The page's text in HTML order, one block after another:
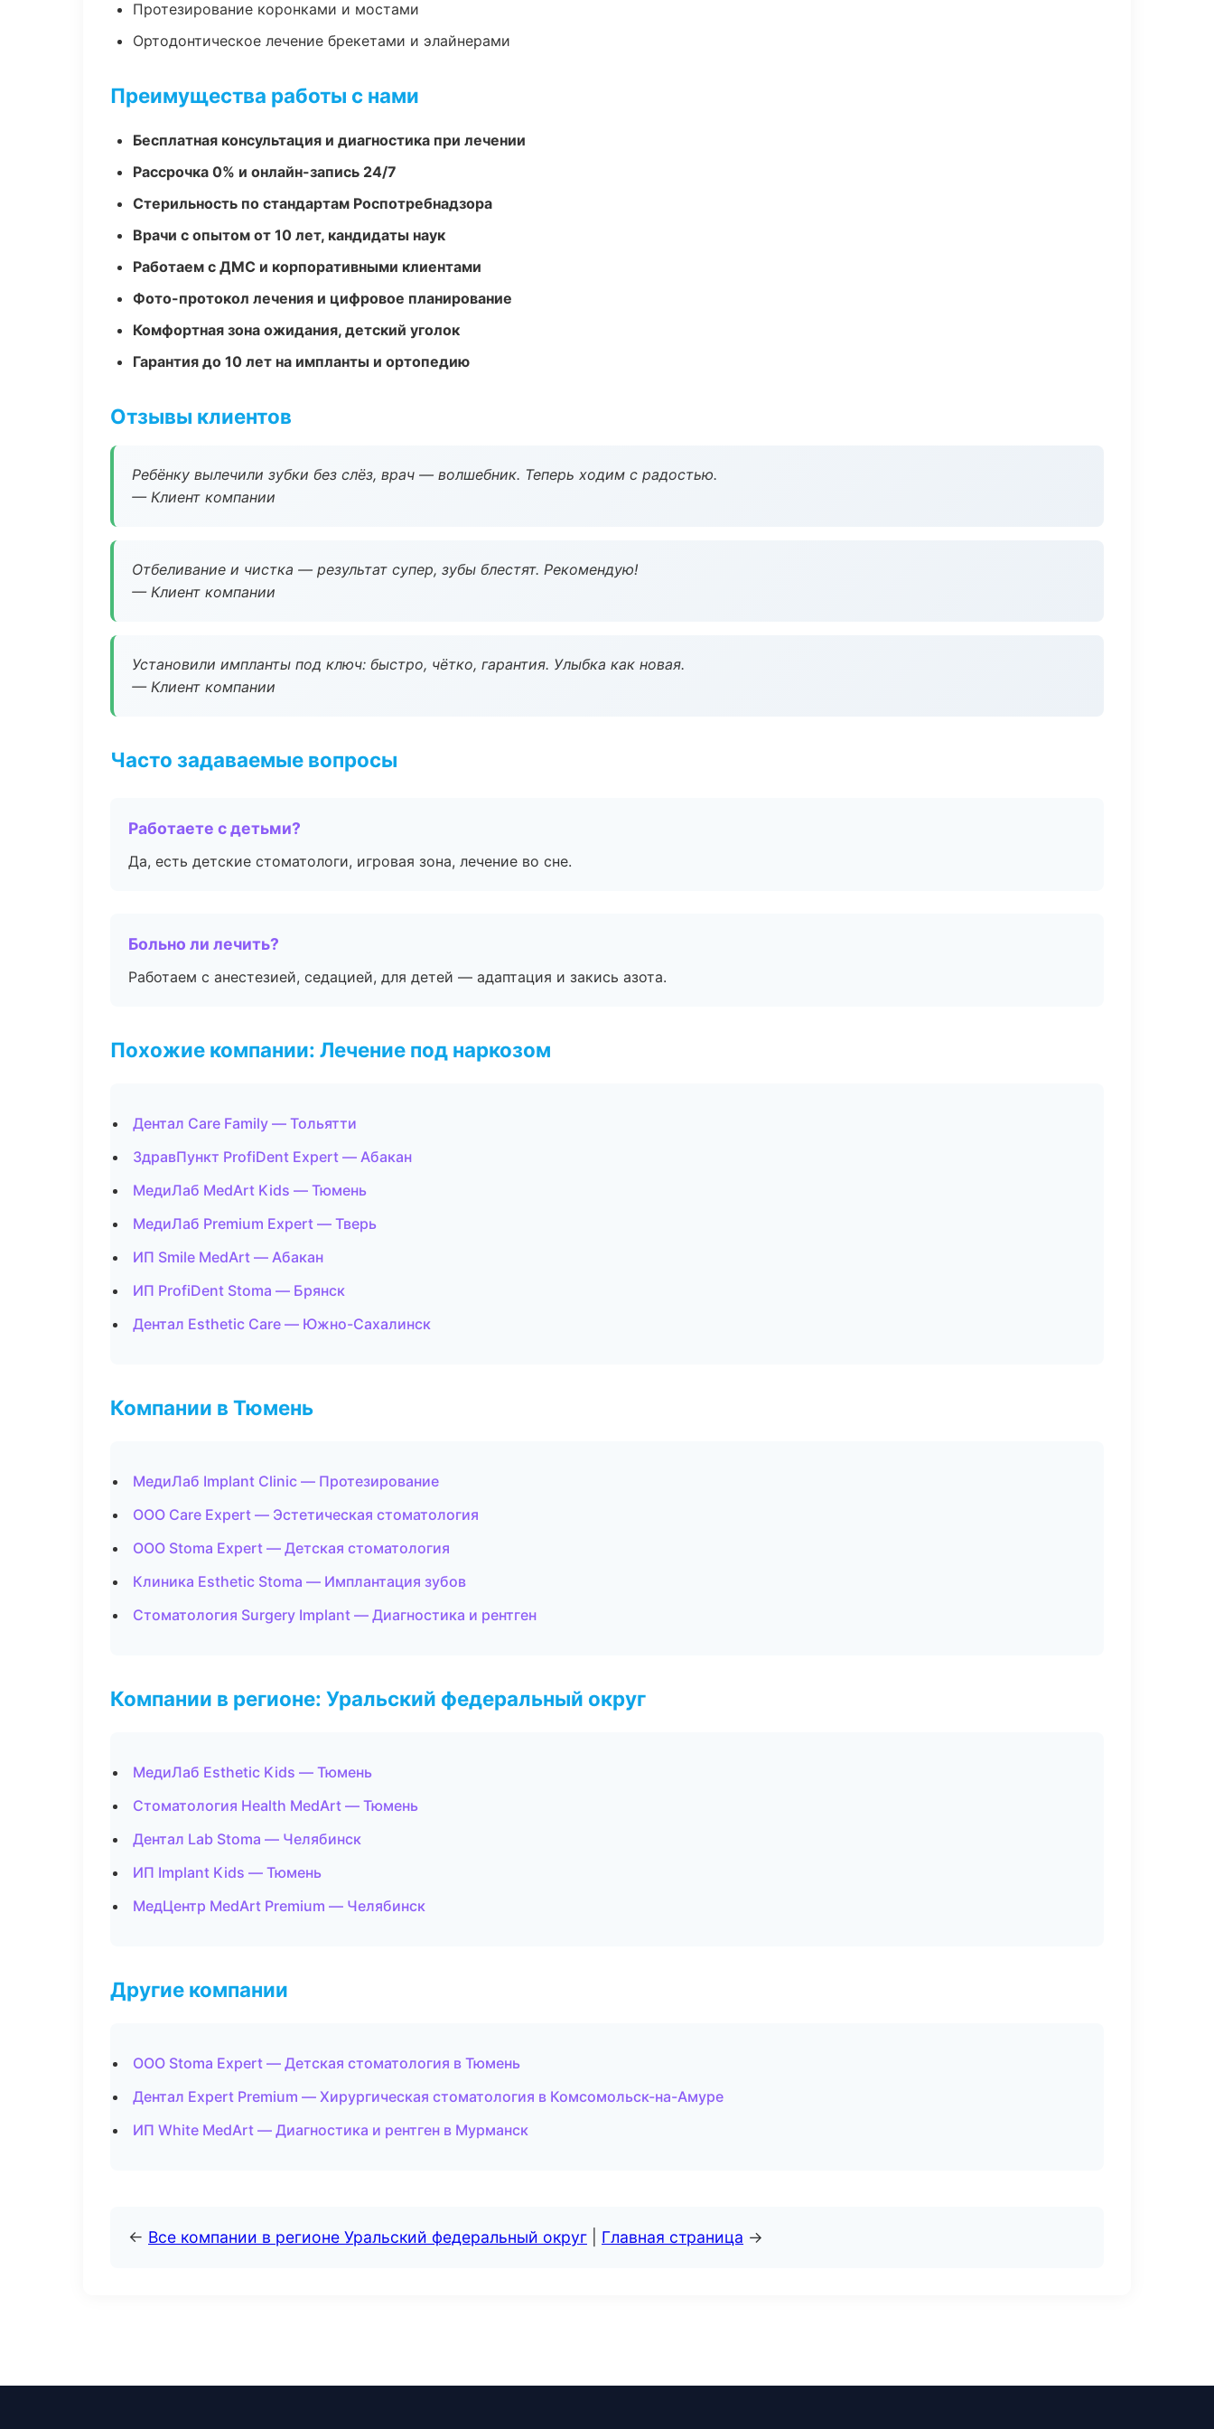
Протезирование коронками и мостами
Ортодонтическое лечение брекетами и элайнерами
Преимущества работы с нами
Бесплатная консультация и диагностика при лечении
Рассрочка 0% и онлайн-запись 24/7
Стерильность по стандартам Роспотребнадзора
Врачи с опытом от 10 лет, кандидаты наук
Работаем с ДМС и корпоративными клиентами
Фото-протокол лечения и цифровое планирование
Комфортная зона ожидания, детский уголок
Гарантия до 10 лет на импланты и ортопедию
Отзывы клиентов
Ребёнку вылечили зубки без слёз, врач — волшебник. Теперь ходим с радостью.
— Клиент компании
Отбеливание и чистка — результат супер, зубы блестят. Рекомендую!
— Клиент компании
Установили импланты под ключ: быстро, чётко, гарантия. Улыбка как новая.
— Клиент компании
Часто задаваемые вопросы
Работаете с детьми?
Да, есть детские стоматологи, игровая зона, лечение во сне.
Больно ли лечить?
Работаем с анестезией, седацией, для детей — адаптация и закись азота.
Похожие компании: Лечение под наркозом
Дентал Care Family — Тольятти
ЗдравПункт ProfiDent Expert — Абакан
МедиЛаб MedArt Kids — Тюмень
МедиЛаб Premium Expert — Тверь
ИП Smile MedArt — Абакан
ИП ProfiDent Stoma — Брянск
Дентал Esthetic Care — Южно-Сахалинск
Компании в Тюмень
МедиЛаб Implant Clinic — Протезирование
ООО Care Expert — Эстетическая стоматология
ООО Stoma Expert — Детская стоматология
Клиника Esthetic Stoma — Имплантация зубов
Стоматология Surgery Implant — Диагностика и рентген
Компании в регионе: Уральский федеральный округ
МедиЛаб Esthetic Kids — Тюмень
Стоматология Health MedArt — Тюмень
Дентал Lab Stoma — Челябинск
ИП Implant Kids — Тюмень
МедЦентр MedArt Premium — Челябинск
Другие компании
ООО Stoma Expert — Детская стоматология в Тюмень
Дентал Expert Premium — Хирургическая стоматология в Комсомольск-на-Амуре
ИП White MedArt — Диагностика и рентген в Мурманск
← Все компании в регионе Уральский федеральный округ Главная страница →